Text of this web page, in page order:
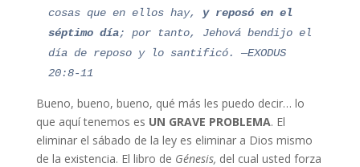
cosas que en ellos hay, y reposó en el
séptimo día; por tanto, Jehová bendijo el
día dereposo y lo santificó. —EXODUS
20:8-11
Bueno, bueno, bueno, qué más les puedo decir… lo
que aquí tenemos es UN GRAVE PROBLEMA. El
eliminar el sábado de la ley es eliminar a Dios mismo
de la existencia. El libro de Génesis, del cual usted forza